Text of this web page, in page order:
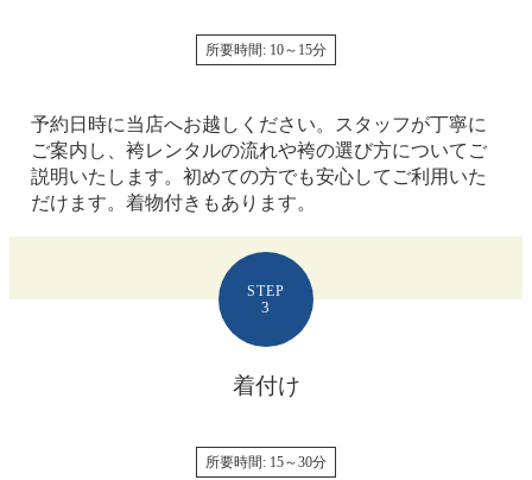
所要時間: 10～15分
予約日時に当店へお越しください。スタッフが丁寧に
ご案内し、袴レンタルの流れや袴の選び方についてご
説明いたします。初めての方でも安心してご利用いた
だけます。着物付きもあります。
STEP
3
着付け
所要時間: 15～30分